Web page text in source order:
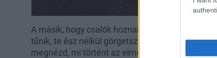
A másik, hogy csalók hoznak létre egy olyan
tűnik, te ész nélkül görgetsz és írod be
megnézd, mi történt az elmúlt két órában a